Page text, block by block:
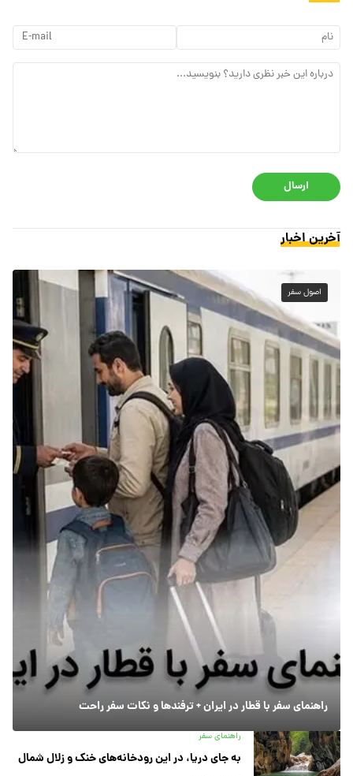
ارسال
آخرین اخبار
اصول سفر
راهنمای سفر با قطار در ایران + ترفندها و نکات سفر راحت
راهنمای سفر
به جای دریا، در این رودخانه‌های خنک و زلال شمال